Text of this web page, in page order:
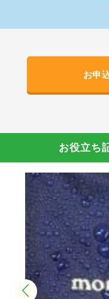
お申
お役立ち